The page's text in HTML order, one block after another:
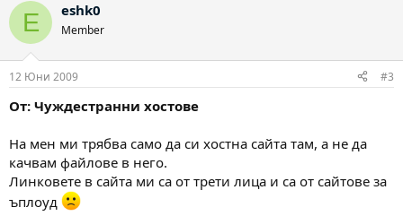
E eshk0
Member
12 Юни 2009 #3
От: Чуждестранни хостове
На мен ми трябва само да си хостна сайта там, а не да
качвам файлове в него.
Линковете в сайта ми са от трети лица и са от сайтове за
ъплоуд